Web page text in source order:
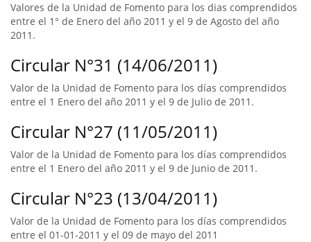
Valores de la Unidad de Fomento para los dias comprendidos
entre el 1° de Enero del año 2011 y el 9 de Agosto del año
2011.
Circular N°31 (14/06/2011)
Valor de la Unidad de Fomento para los días comprendidos
entre el 1 Enero del año 2011 y el 9 de Julio de 2011.
Circular N°27 (11/05/2011)
Valor de la Unidad de Fomento para los días comprendidos
entre el 1 Enero del año 2011 y el 9 de Junio de 2011.
Circular N°23 (13/04/2011)
Valor de la Unidad de Fomento para los días comprendidos
entre el 01-01-2011 y el 09 de mayo del 2011